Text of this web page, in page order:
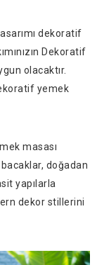
dekoratif
Dekoratif
olacaktır.
yemek
masası
bacaklar, doğadan
yapılarla
dekor stillerini